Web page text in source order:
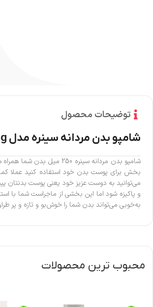
توضیحات محصول
شامپو بدن مردانه سینره مدل Daily Energising
شامپو بدن مردانه
بخش برای پوست بدن خود استفاده کنید عملا
می‌توانید به دوست عزیز خود یعنی پوست
و پاکیزه شود اما این بخشی از ماجراست شما با
به‌خوبی می‌تواند بدن شما را خوش‌بو و تازه و پر
محبوب ترین محصولات